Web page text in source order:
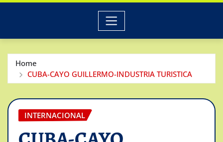
Home
CUBA-CAYO GUILLERMO-INDUSTRIA TURISTICA
INTERNACIONAL